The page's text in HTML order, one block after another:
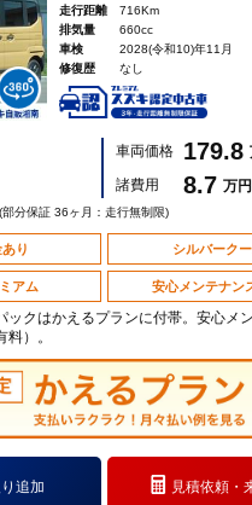
走行距離
716Km
排気量
660cc
車検
2028(令和10)年11月
修復歴
なし
車両価格 179.8
諸費用
8.7 万円
分保証 36ヶ月：走行無制限)
り シルバーク
アム 安心メンテナン
クはかえるプランに付帯。安心メ
）。
追加 見積依頼・